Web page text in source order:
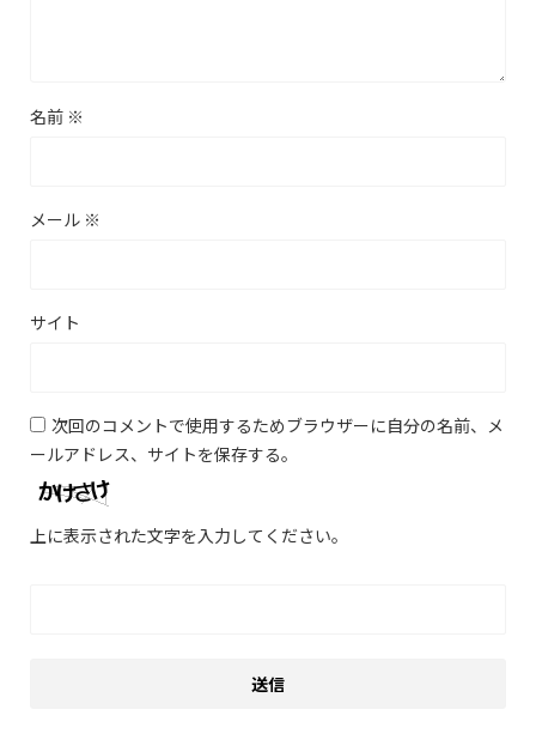
名前 ※
メール ※
サイト
次回のコメントで使用するためブラウザーに自分の名前、メ
ールアドレス、サイトを保存する。
上に表示された文字を入力してください。